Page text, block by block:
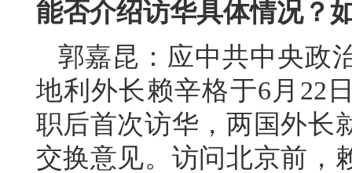
能否介绍访华具体情况？
郭嘉昆：应中共中央政
地利外长赖辛格于6月22
职后首次访华，两国外长
交换意见。访问北京前，